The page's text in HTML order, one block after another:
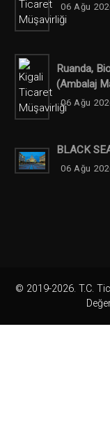
06 Ağu
Ruanda,
(ambalaj
06 Ağu
BLACK
06 Ağu
© 2019-2026. T.C.